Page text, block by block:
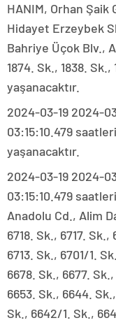
HANIM, Orhan Şaik
Hidayet Erzeybek
Bahriye Üçok Blv.,
1874. Sk., 1838.
yaşanacaktır.
2024-03-19 2024-
03:15:10.479
yaşanacaktır.
2024-03-19 2024-
03:15:10.479
Anadolu Cd., Alim
6718. Sk., 6717. Sk.,
6713. Sk., 6701/1.
6678. Sk., 6677.
6653. Sk., 6644.
Sk., 6642/1. Sk.,